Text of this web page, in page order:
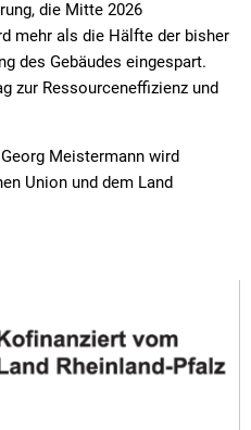
die Mitte 2026
mehr als die Hälfte der bisher
des Gebäudes eingespart.
zur Ressourceneffizienz und
Meistermann wird
Union und dem Land